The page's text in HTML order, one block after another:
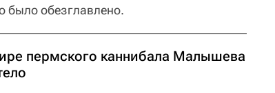
было обезглавлено.
пермского каннибала Малышева